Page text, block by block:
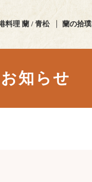
料理 蘭 / 青松 蘭の拾璞
知らせ